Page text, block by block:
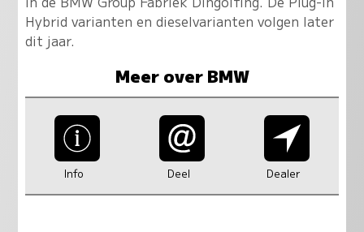
Hybrid varianten en dieselvarianten volgen later
dit jaar.
Meer over BMW
Info Deel Dealer